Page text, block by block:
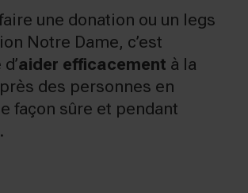
une donation ou un legs
Notre Dame, c’est
aider efficacement à la
des personnes en
façon sûre et pendant